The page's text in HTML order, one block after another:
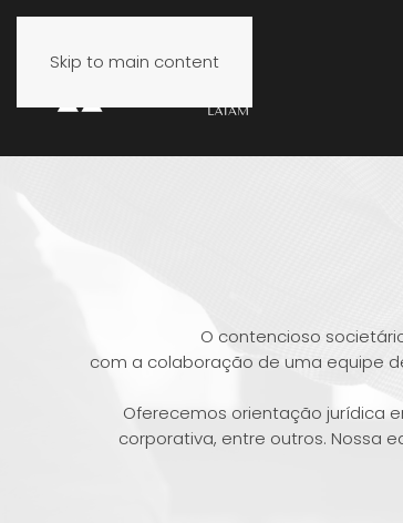
Skip to main content
O contencioso
com a colaboração de uma equipe
Oferecemos orientação jurídica
corporativa, entre outros. Nossa